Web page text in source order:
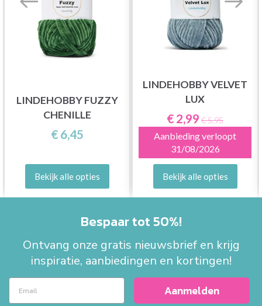
LINDEHOBBY FUZZY
CHENILLE
€ 6,45
Bekijk alle opties
LINDEHOBBY VELVET
LUX
€ 2,99 € 5,95
Aanbieding verloopt
31/08/2026
Bekijk alle opties
Bespaar tot 50%!
Ontvang onze gratis nieuwsbrief en krijg
inspiratie, aanbiedingen en kortingen!
Aanmelden